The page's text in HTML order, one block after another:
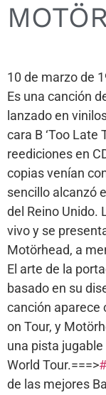
10 de marzo de
Es una canción
lanzado en
cara B ‘Too Late
reediciones en
copias venían
sencillo alcanzó
del Reino Unido.
vivo y se
Motörhead, a
El arte de la
basado en su
canción aparece
on Tour, y
una pista
World Tour.===>
de las mejores